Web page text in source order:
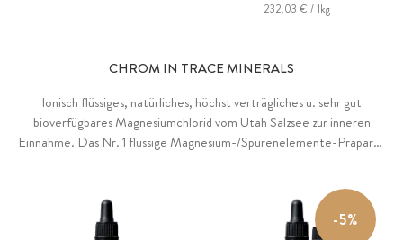
232,03 € / 1kg
CHROM IN TRACE MINERALS
Ionisch flüssiges, natürliches, höchst verträgliches u. sehr gut
bioverfügbares Magnesiumchlorid vom Utah Salzsee zur inneren
Einnahme. Das Nr. 1 flüssige Magnesium-/Spurenelemente-Präparat
Elektrolythaushalt, Sportler und bei Magensäuremangel.
-5%